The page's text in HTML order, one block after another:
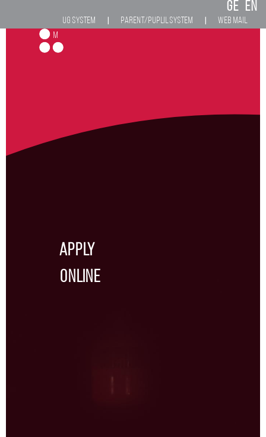
GE EN
UG System Parent/Puplil System
Web Mail
M
Apply
Online